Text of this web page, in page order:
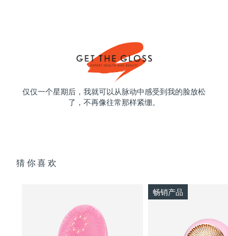
仅仅一个星期后，我就可以从脉动中感受到我的脸放松
了，不再像往常那样紧绷。
猜你喜欢
畅销产品